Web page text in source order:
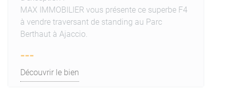
MAX IMMOBILIER vous présente ce superbe F4
à vendre traversant de standing au Parc
Berthaut à Ajaccio.
---
Découvrir le bien